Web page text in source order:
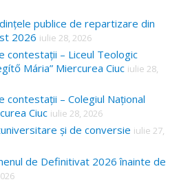
publice de repartizare din
2026 iulie 28, 2026
contestații – Liceul Teologic
Mária” Miercurea Ciuc iulie 28,
contestații – Colegiul Național
Ciuc iulie 28, 2026
și de conversie iulie 27,
de Definitivat 2026 înainte de